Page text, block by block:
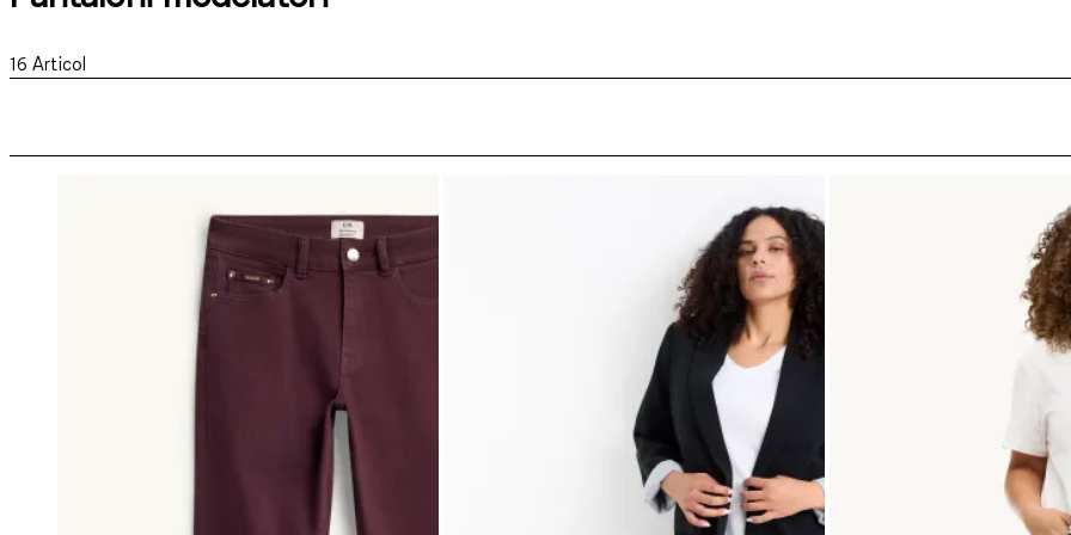
16 Articol